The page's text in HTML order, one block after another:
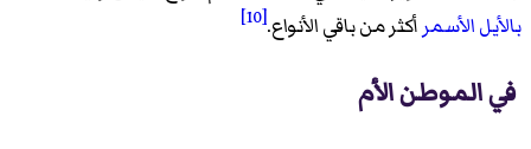
بالأيل الأسمر أكثر من باقي الأنواع.[10]
في الموطن الأم